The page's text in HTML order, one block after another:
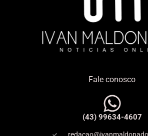
Fale conosco
(43) 99634-4607